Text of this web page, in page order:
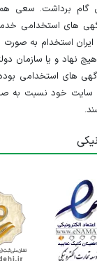
برداشت. سعی
های استخدامی
استخدام به
نهاد و یا سازمان
های استخدامی
سایت خود نسبت به